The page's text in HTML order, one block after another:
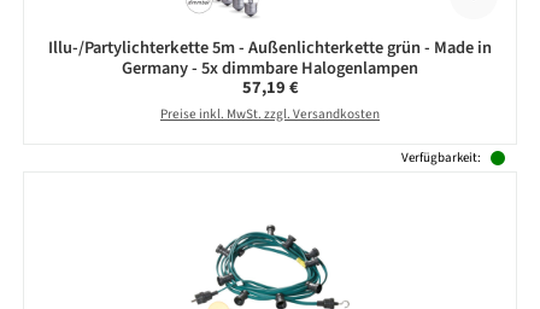
Illu-/Partylichterkette 5m - Außenlichterkette grün - Made in
Germany - 5x dimmbare Halogenlampen
Regulärer Preis:
57,19 €
Preise inkl. MwSt. zzgl. Versandkosten
Verfügbarkeit: